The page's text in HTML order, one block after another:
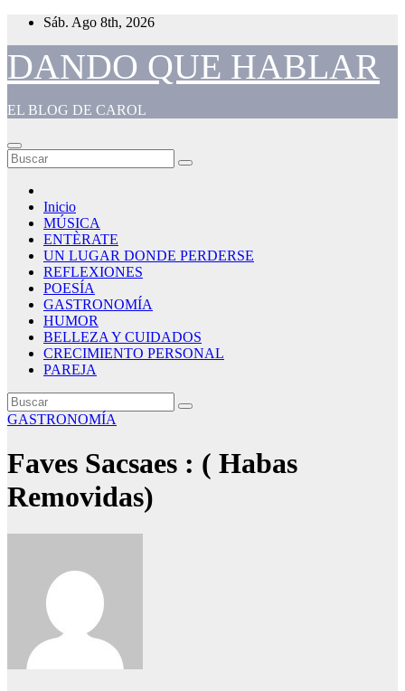
Saltar
contenido
Sáb. Ago 8th, 2026
DANDO QUE HABLAR
EL BLOG DE CAROL
Inicio
MÚSICA
ENTÈRATE
UN LUGAR DONDE PERDERSE
REFLEXIONES
POESÍA
GASTRONOMÍA
HUMOR
BELLEZA Y CUIDADOS
CRECIMIENTO PERSONAL
PAREJA
GASTRONOMÍA
Faves Sacsaes : ( Habas
Removidas)